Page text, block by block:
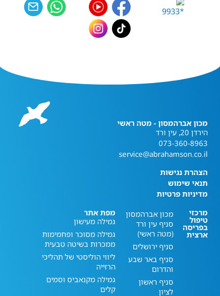
מכון אברהמסון - מטה ראשי
הירדן 20, עין ורד
073-360-8963
service@abrahamson.co.il
הצהרת נגישות
תנאי שימוש
מדיניות פרטיות
מרכזי
טיפול
בפריסה
ארצית
מכון אברהמסון
סניף עין ורד
(מטה ראשי)
סניף ירושלים
סניף באר שבע
והדרום
סניף ראשון
לציון
מפת אתר
גמילה מעישון
גמילה מסוכר ופחמימות
ממכרות בשיטה טבעית
ליווי הוליסטי של תהליכי
הרזייה
גמילה מקנאביס וסמים
קלים